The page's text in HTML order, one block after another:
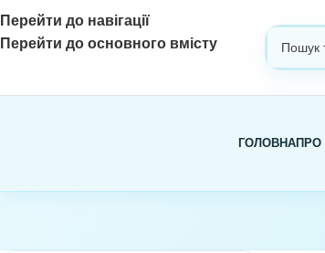
Перейти до навігації
Перейти до основного вмісту
ГОЛОВНАПРО